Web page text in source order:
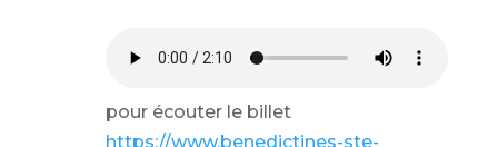
pour écouter le billet
https://www.benedictines-ste-